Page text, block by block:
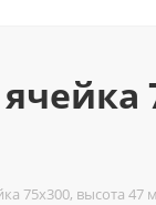
75x300, высота